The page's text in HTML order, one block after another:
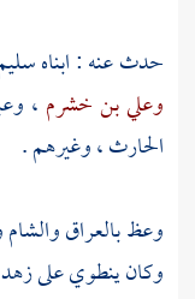
حدث عنه : ابناه
وعلي بن خشرم ،
الحارث، وغيرهم .
وعظبالعراقوالشام
وكان ينطوي على